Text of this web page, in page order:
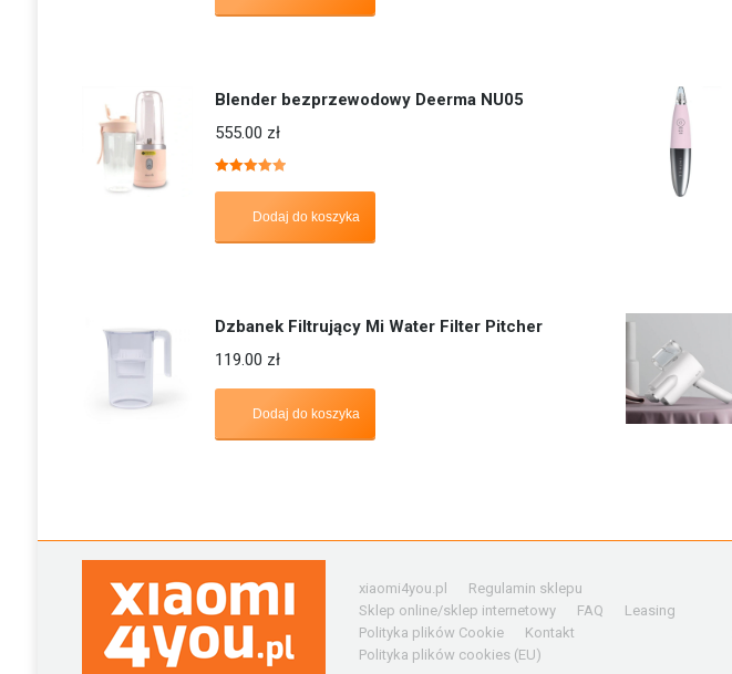
Blender bezprzewodowy Deerma NU05
555.00 zł
Dodaj do koszyka
Dzbanek Filtrujący Mi Water Filter Pitcher
119.00 zł
Dodaj do koszyka
xiaomi4you.pl
Regulamin sklepu
Sklep online/sklep internetowy
FAQ
Leasing
Polityka plików Cookie
Kontakt
Polityka plików cookies (EU)